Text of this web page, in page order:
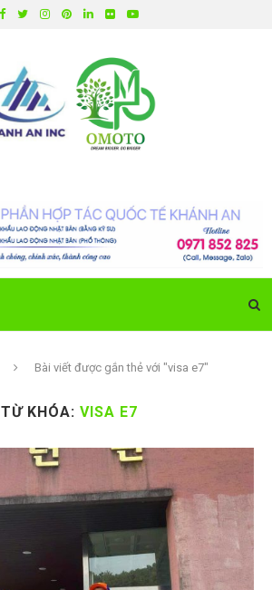
Bài viết được gắn thẻ với "visa e7"
TỪ KHÓA: VISA E7